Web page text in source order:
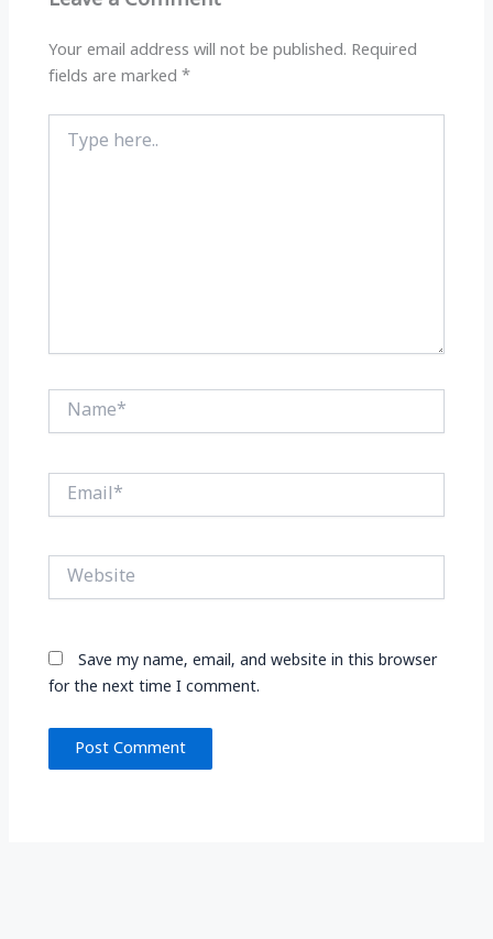
k
Your email address will not be published. Required
fields are marked*
here..
Name*
Email*
Website
Save my name, email, and website in this browser
for the next time I comment.